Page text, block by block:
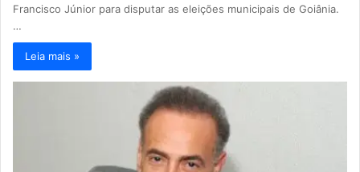
Francisco Júnior para disputar as eleições municipais de Goiânia.
…
Leia mais »